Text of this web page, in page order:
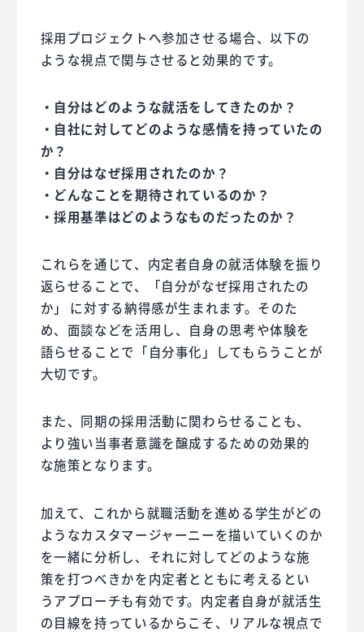
採用プロジェクトへ参加させる場合、以下の
ような視点で関与させると効果的です。
・自分はどのような就活をしてきたのか？
・自社に対してどのような感情を持っていたの
か？
・自分はなぜ採用されたのか？
・どんなことを期待されているのか？
・採用基準はどのようなものだったのか？
これらを通じて、内定者自身の就活体験を振り
返らせることで、「自分がなぜ採用されたの
か」 に対する納得感が生まれます。そのた
め、面談などを活用し、自身の思考や体験を
語らせることで「自分事化」してもらうことが
大切です。
また、同期の採用活動に関わらせることも、
より強い当事者意識を醸成するための効果的
な施策となります。
加えて、これから就職活動を進める学生がどの
ようなカスタマージャーニーを描いていくのか
を一緒に分析し、それに対してどのような施
策を打つべきかを内定者とともに考えるとい
うアプローチも有効です。内定者自身が就活生
の目線を持っているからこそ、リアルな視点で